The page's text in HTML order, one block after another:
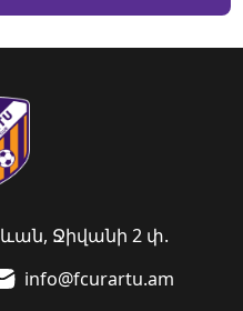
info@fcurartu.am
Ջիվանի 2 փ.